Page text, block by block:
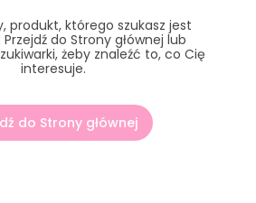
produkt, którego szukasz jest
do Strony głównej lub
żeby znaleźć to, co Cię
interesuje.
do Strony głównej